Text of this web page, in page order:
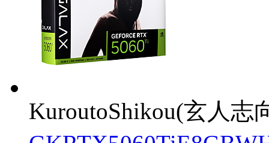
KuroutoShikou(玄人志